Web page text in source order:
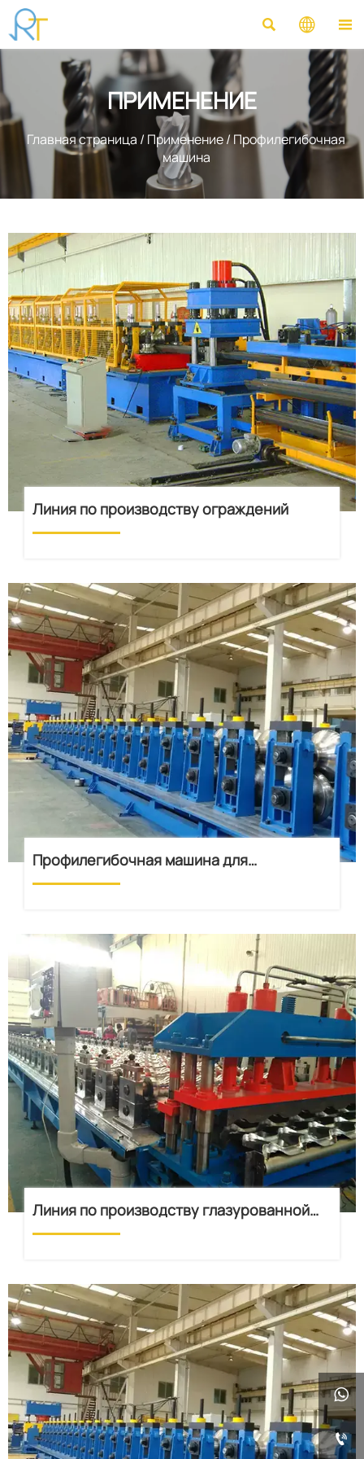
  
ПРИМЕНЕНИЕ
Главная страница / Применение/Профилегибочная
машина
Линия по производству ограждений
Профилегибочная машина для
гофрированного листа
Линия по производству глазурованной
плитки

